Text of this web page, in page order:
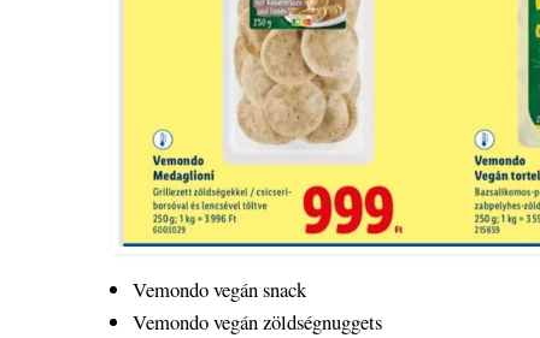
Vemondo vegán snack
Vemondo vegán zöldségnuggets